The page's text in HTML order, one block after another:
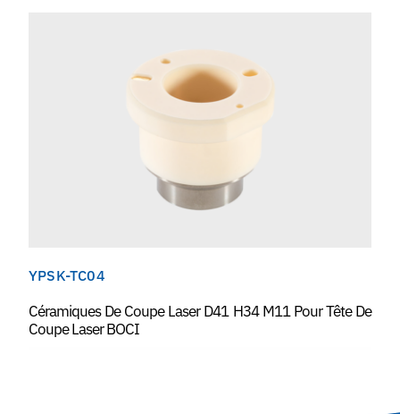
YPSK-TC04
Céramiques De Coupe Laser D41 H34 M11 Pour Tête De
Coupe Laser BOCI